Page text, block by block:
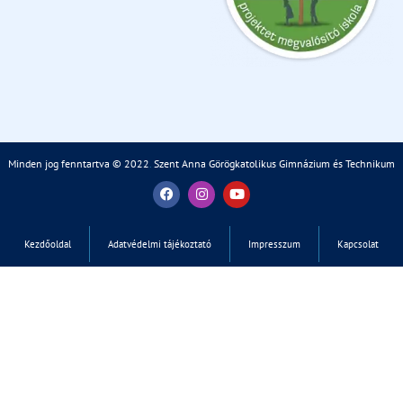
Minden jog fenntartva © 2022 Szent Anna Görögkatolikus Gimnázium és Technikum
Kezdőoldal Adatvédelmi tájékoztató Impresszum Kapcsolat